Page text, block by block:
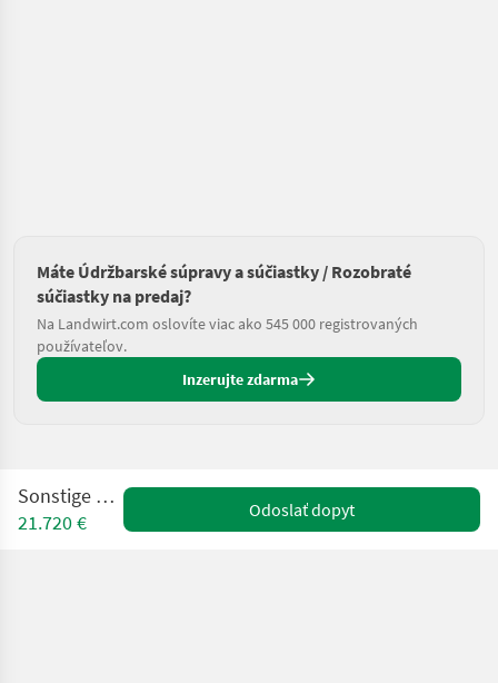
Máte Údržbarské súpravy a súčiastky / Rozobraté
súčiastky na predaj?
Na Landwirt.com oslovíte viac ako 545 000 registrovaných
používateľov.
Inzerujte zdarma
Sonstige SM-820
21.720 €
Odoslať dopyt